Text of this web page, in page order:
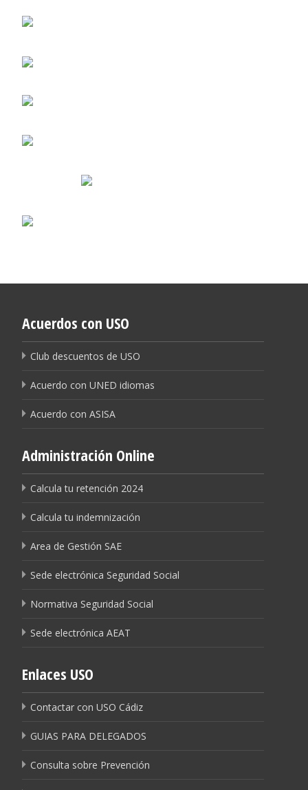
Acuerdos con USO
Club descuentos de USO
Acuerdo con UNED idiomas
Acuerdo con ASISA
Administración Online
Calcula tu retención 2024
Calcula tu indemnización
Area de Gestión SAE
Sede electrónica Seguridad Social
Normativa Seguridad Social
Sede electrónica AEAT
Enlaces USO
Contactar con USO Cádiz
GUIAS PARA DELEGADOS
Consulta sobre Prevención